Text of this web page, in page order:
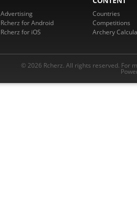
Advertising
Rcherz for Android
Rcherz for iOS
Countries
Competitions
Archery
© 2026 Rcherz. All rights reserved. For